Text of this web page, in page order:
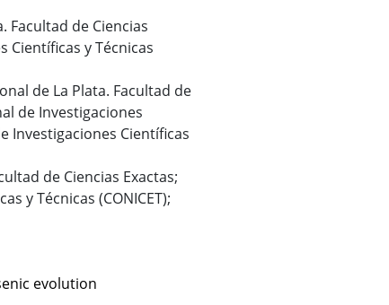
Facultad de Ciencias
Científicas y Técnicas
de La Plata. Facultad de
de Investigaciones
Investigaciones Científicas
de Ciencias Exactas;
y Técnicas (CONICET);
evolution